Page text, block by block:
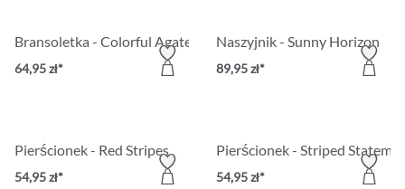
Bransoletka - Colorful Agate
64,95 zł*
Naszyjnik - Sunny Horizon
89,95 zł*
Pierścionek - Red Stripes
54,95 zł*
Pierścionek - Striped
54,95 zł*